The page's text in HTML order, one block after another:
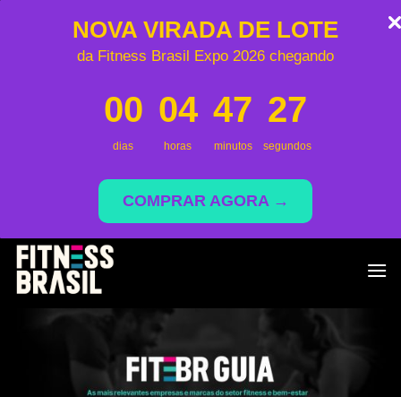
NOVA VIRADA DE LOTE
da Fitness Brasil Expo 2026 chegando
00
dias
04
horas
47
minutos
27
segundos
COMPRAR AGORA →
Skip
content